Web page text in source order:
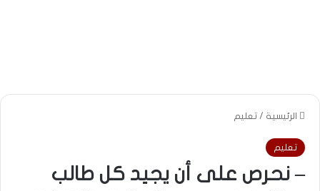
الرئيسية / تعليم
تعليم
– نحرص على أن يجيد كل طالب